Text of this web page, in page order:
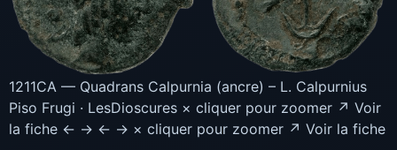
1211CA — Quadrans Calpurnia (ancre) – L. Calpurnius
Piso Frugi · LesDioscures × cliquer pour zoomer ↗ Voir
la fiche ← → ← → × cliquer pour zoomer ↗ Voir la fiche